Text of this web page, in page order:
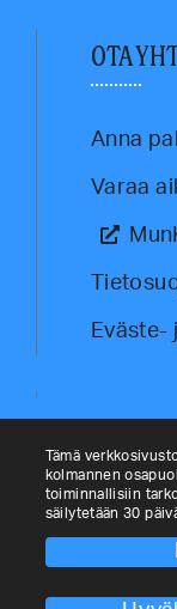
OTA
Anna
Varaa
Eväste-
©
Tämä
kolmannen
toiminnallisiin
säilytetään 30